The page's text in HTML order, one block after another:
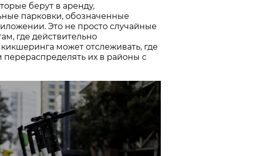
берут в аренду,
парковки, обозначенные
Это не просто случайные
где действительно
может отслеживать, где
перераспределять их в районы с